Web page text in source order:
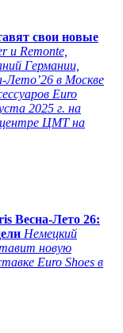
свои новые
и Remonte,
Германии,
Лето’26 в Москве
Euro
2025 г. на
центре ЦМТ на
Весна-Лето 26:
Немецкий
новую
Euro Shoes в